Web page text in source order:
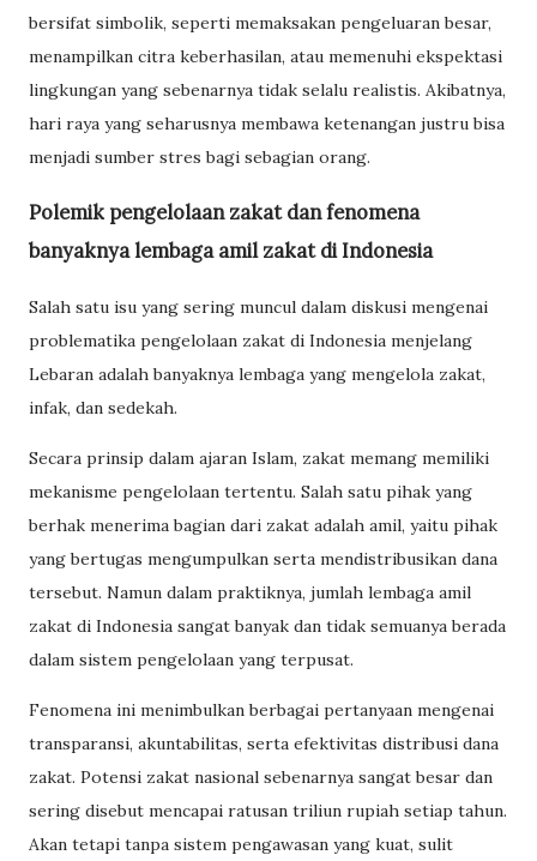
bersifat simbolik, seperti memaksakan pengeluaran besar,
menampilkan citra keberhasilan, atau memenuhi ekspektasi
lingkungan yang sebenarnya tidak selalu realistis. Akibatnya,
hari raya yang seharusnya membawa ketenangan justru bisa
menjadi sumber stres bagi sebagian orang.
Polemik pengelolaan zakat dan fenomena
banyaknya lembaga amil zakat di Indonesia
Salah satu isu yang sering muncul dalam diskusi mengenai
problematika pengelolaan zakat di Indonesia menjelang
Lebaran adalah banyaknya lembaga yang mengelola zakat,
infak, dan sedekah.
Secara prinsip dalam ajaran Islam, zakat memang memiliki
mekanisme pengelolaan tertentu. Salah satu pihak yang
berhak menerima bagian dari zakat adalah amil, yaitu pihak
yang bertugas mengumpulkan serta mendistribusikan dana
tersebut. Namun dalam praktiknya, jumlah lembaga amil
zakat di Indonesia sangat banyak dan tidak semuanya berada
dalam sistem pengelolaan yang terpusat.
Fenomena ini menimbulkan berbagai pertanyaan mengenai
transparansi, akuntabilitas, serta efektivitas distribusi dana
zakat. Potensi zakat nasional sebenarnya sangat besar dan
sering disebut mencapai ratusan triliun rupiah setiap tahun.
Akan tetapi tanpa sistem pengawasan yang kuat, sulit